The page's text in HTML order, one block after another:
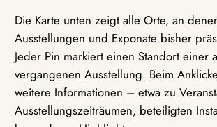
Die Karte unten zeigt alle Orte, an
Ausstellungen und Exponate bisher
Jeder Pin markiert einen Standort einer
vergangenen Ausstellung. Beim
weitere Informationen – etwa zu
Ausstellungszeiträumen, beteiligten